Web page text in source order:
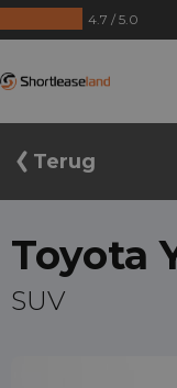
4.7 / 5.0
Terug
Toyota
SUV